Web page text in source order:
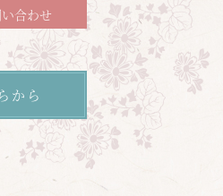
合わせ
から